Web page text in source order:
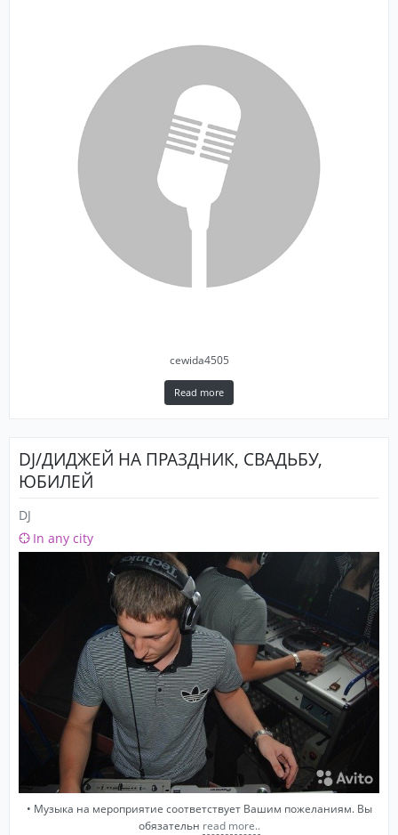
cewida4505
Read more
DJ/ДИДЖЕЙ НА ПРАЗДНИК, СВАДЬБУ,
ЮБИЛЕЙ
DJ
In any city
• Музыка на мероприятие соответствует Вашим пожеланиям. Вы
обязательн read more..